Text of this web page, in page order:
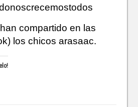
compartido en las
los chicos arasaac.